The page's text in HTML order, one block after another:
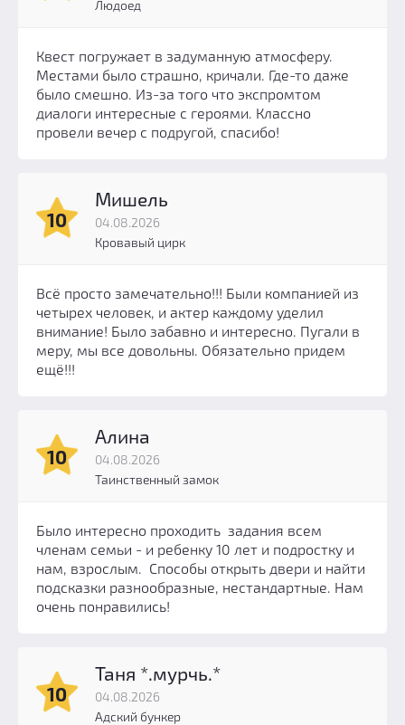
Людоед
Квест погружает в задуманную атмосферу.
Местами было страшно, кричали. Где-то даже
было смешно. Из-за того что экспромтом
диалоги интересные с героями. Классно
провели вечер с подругой, спасибо!
10
Мишель
04.08.2026
Кровавый цирк
Всё просто замечательно!!! Были компанией из
четырех человек, и актер каждому уделил
внимание! Было забавно и интересно. Пугали в
меру, мы все довольны. Обязательно придем
ещё!!!
10
Алина
04.08.2026
Таинственный замок
Было интересно проходить задания всем
членам семьи - и ребенку 10 лет и подростку и
нам, взрослым. Способы открыть двери и найти
подсказки разнообразные, нестандартные. Нам
очень понравились!
10
Таня *.мурчь.*
04.08.2026
Адский бункер